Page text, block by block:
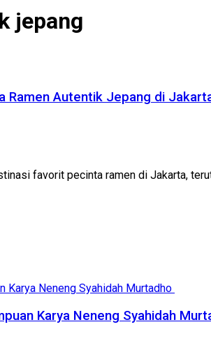
jepang
Ramen Autentik Jepang di
favorit pecinta ramen di Jakarta,
Karya Neneng Syahidah